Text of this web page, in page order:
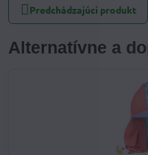
Predchádzajúci produkt
Alternatívne a